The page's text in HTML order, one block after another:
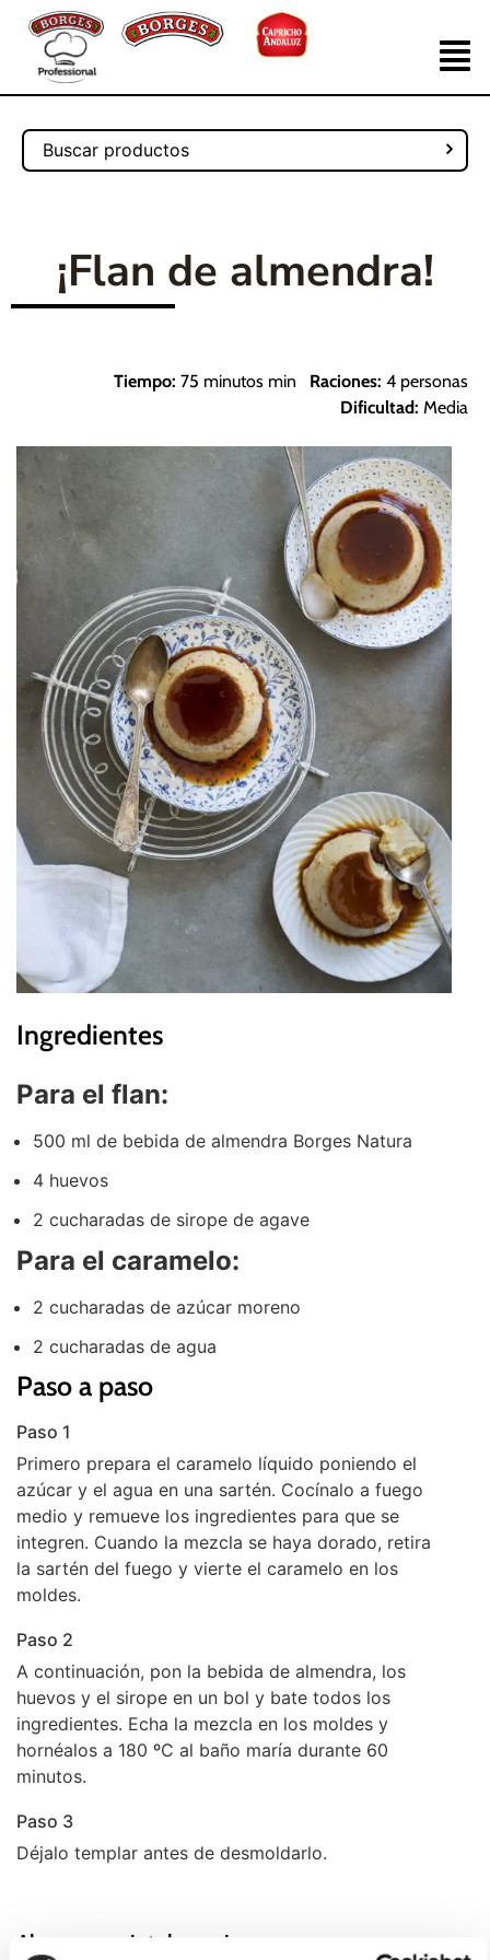
¡Flan de almendra!
Tiempo: 75 minutos min Raciones: 4 personas
Dificultad: Media
Ingredientes
Para el flan:
500 ml de bebida de almendra Borges Natura
4 huevos
2 cucharadas de sirope de agave
Para el caramelo:
2 cucharadas de azúcar moreno
2 cucharadas de agua
Paso a paso
Paso 1
Primero prepara el caramelo líquido poniendo el
azúcar y el agua en una sartén. Cocínalo a fuego
medio y remueve los ingredientes para que se
integren. Cuando la mezcla se haya dorado, retira
la sartén del fuego y vierte el caramelo en los
moldes.
Paso 2
A continuación, pon la bebida de almendra, los
huevos y el sirope en un bol y bate todos los
ingredientes. Echa la mezcla en los moldes y
hornéalos a 180 ºC al baño maría durante 60
minutos.
Paso 3
Déjalo templar antes de desmoldarlo.
Alergenos e intolerancias